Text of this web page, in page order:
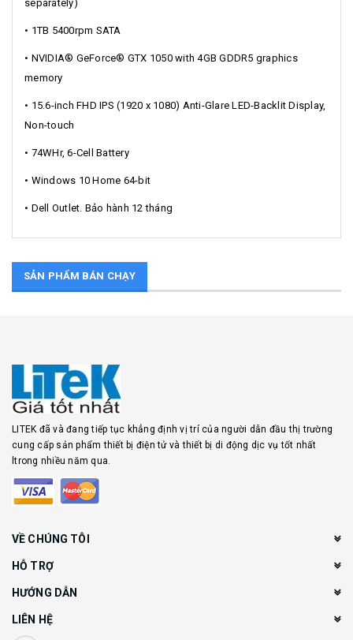
separately)
• 1TB 5400rpm SATA
• NVIDIA® GeForce® GTX 1050 with 4GB GDDR5 graphics
memory
• 15.6-inch FHD IPS (1920 x 1080) Anti-Glare LED-Backlit Display,
Non-touch
• 74WHr, 6-Cell Battery
• Windows 10 Home 64-bit
• Dell Outlet. Bảo hành 12 tháng
SẢN PHẨM BÁN CHẠY
LITEK đã và đang tiếp tục khẳng định vị trí của người dẫn đầu thị trường
cung cấp sản phẩm thiết bị điện tử và thiết bị di động dịc vụ tốt nhất
ltrong nhiều năm qua.
VỀ CHÚNG TÔI
HỖ TRỢ
HƯỚNG DẪN
LIÊN HỆ